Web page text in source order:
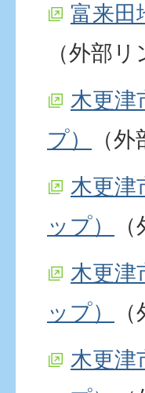
富来田
（外部リ
木更津
プ）
（
木更津
ップ）
木更津
ップ）
木更津